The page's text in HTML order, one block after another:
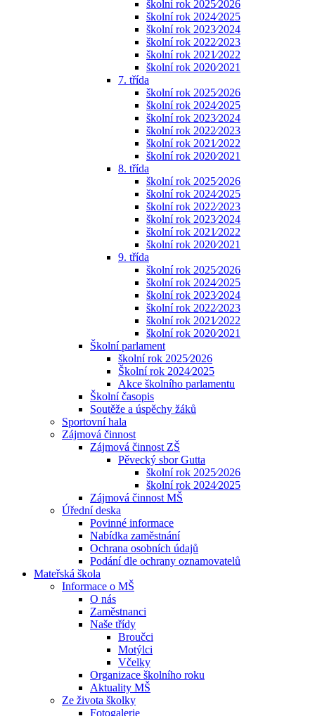
školní rok 2025⁄2026
školní rok 2024⁄2025
školní rok 2023⁄2024
školní rok 2022⁄2023
školní rok 2021⁄2022
školní rok 2020⁄2021
7. třída
školní rok 2025⁄2026
školní rok 2024⁄2025
školní rok 2023⁄2024
školní rok 2022⁄2023
školní rok 2021⁄2022
školní rok 2020⁄2021
8. třída
školní rok 2025⁄2026
školní rok 2024⁄2025
školní rok 2022⁄2023
školní rok 2023⁄2024
školní rok 2021⁄2022
školní rok 2020⁄2021
9. třída
školní rok 2025⁄2026
školní rok 2024⁄2025
školní rok 2023⁄2024
školní rok 2022⁄2023
školní rok 2021⁄2022
školní rok 2020⁄2021
Školní parlament
školní rok 2025⁄2026
Školní rok 2024⁄2025
Akce školního parlamentu
Školní časopis
Soutěže a úspěchy žáků
Sportovní hala
Zájmová činnost
Zájmová činnost ZŠ
Pěvecký sbor Gutta
školní rok 2025⁄2026
školní rok 2024⁄2025
Zájmová činnost MŠ
Úřední deska
Povinné informace
Nabídka zaměstnání
Ochrana osobních údajů
Podání dle ochrany oznamovatelů
Mateřská škola
Informace o MŠ
O nás
Zaměstnanci
Naše třídy
Broučci
Motýlci
Včelky
Organizace školního roku
Aktuality MŠ
Ze života školky
Fotogalerie